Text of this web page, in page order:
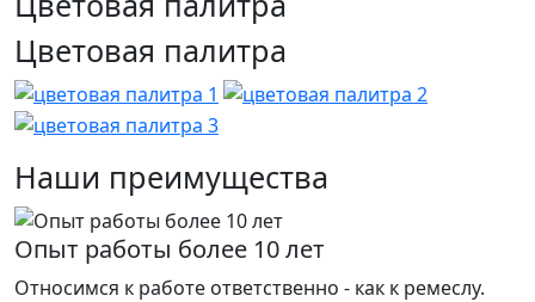
Цветовая палитра
Наши преимущества
Опыт работы более 10 лет
Относимся к работе ответственно - как к ремеслу.